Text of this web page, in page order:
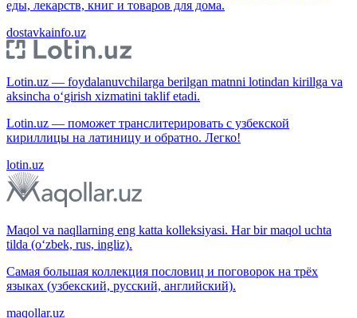
еды, лекарств, книг и товаров для дома.
dostavkainfo.uz
Lotin.uz — foydalanuvchilarga berilgan matnni lotindan kirillga va
aksincha o‘girish xizmatini taklif etadi.
Lotin.uz — поможет транслитерировать с узбекской
кириллицы на латиницу и обратно. Легко!
lotin.uz
Maqol va naqllarning eng katta kolleksiyasi. Har bir maqol uchta
tilda (o‘zbek, rus, ingliz).
Самая большая коллекция пословиц и поговорок на трёх
языках (узбекский, русский, английский).
maqollar.uz